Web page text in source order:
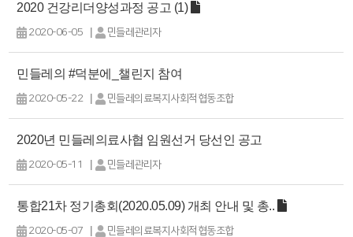
2020 건강리더양성과정 공고 (1)
2020-06-05 | 민들레관리자
민들레의 #덕분에_챌린지 참여
2020-05-22 | 민들레의료복지사회적협동조합
2020년 민들레의료사협 임원선거 당선인 공고
2020-05-11 | 민들레관리자
통합21차 정기총회(2020.05.09) 개최 안내 및 총..
2020-05-07 | 민들레의료복지사회적협동조합